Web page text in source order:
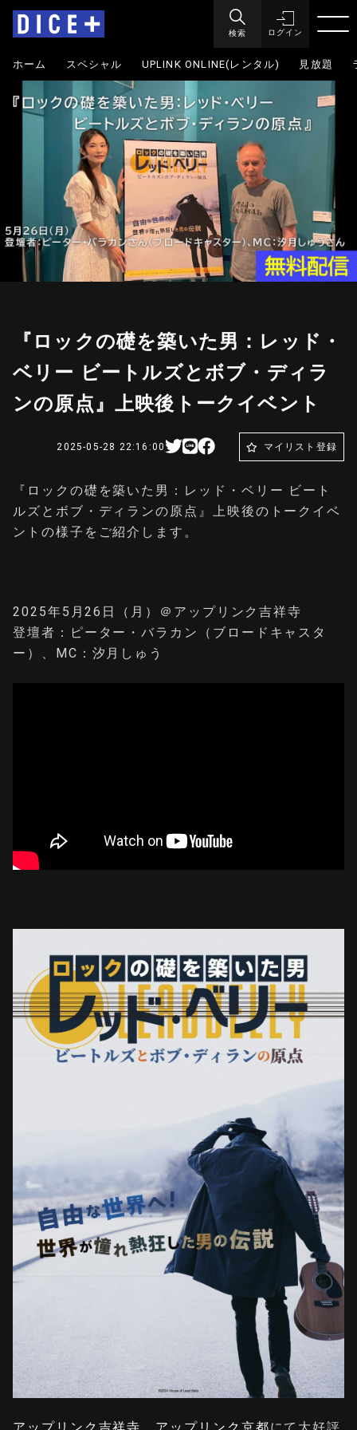
検索 ログイン
ホーム スペシャル UPLINK ONLINE(レンタル) 見放題
『ロックの礎を築いた男：レッド・
ベリー ビートルズとボブ・ディラ
ンの原点』上映後トークイベント
2025-05-28 22:16:00 マイリスト登録
『ロックの礎を築いた男：レッド・ベリー ビート
ルズとボブ・ディランの原点』上映後のトークイベ
ントの様子をご紹介します。
2025年5月26日（月）＠アップリンク吉祥寺
登壇者：ピーター・バラカン（ブロードキャスタ
ー）、MC：汐月しゅう